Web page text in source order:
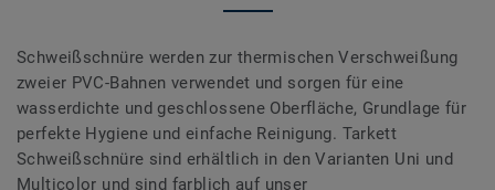
Schweißschnüre werden zur thermischen Verschweißung
zweier PVC-Bahnen verwendet und sorgen für eine
wasserdichte und geschlossene Oberfläche, Grundlage für
perfekte Hygiene und einfache Reinigung. Tarkett
Schweißschnüre sind erhältlich in den Varianten Uni und
Multicolor und sind farblich auf unser